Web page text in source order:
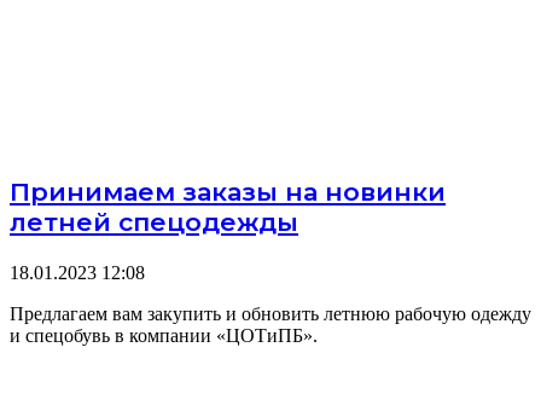
Принимаем заказы на новинки
летней спецодежды
18.01.2023 12:08
Предлагаем вам закупить и обновить летнюю рабочую одежду
и спецобувь в компании «ЦОТиПБ».